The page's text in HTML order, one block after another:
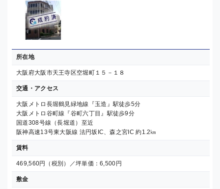
所在地
大阪府大阪市天王寺区空堀町１５－１８
交通・アクセス
大阪メトロ長堀鶴見緑地線『玉造』駅徒歩5分
大阪メトロ谷町線『谷町六丁目』駅徒歩9分
国道308号線（長堀道）至近
阪神高速13号東大阪線 法円坂IC、森之宮IC 約1.2㎞
賃料
469,560円（税別）／坪単価：6,500円
敷金